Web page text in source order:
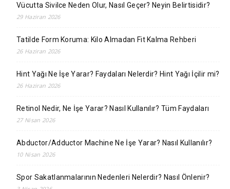
Vücutta Sivilce Neden Olur, Nasıl Geçer? Neyin Belirtisidir?
29 Haziran 2026
Tatilde Form Koruma: Kilo Almadan Fit Kalma Rehberi
26 Haziran 2026
Hint Yağı Ne İşe Yarar? Faydaları Nelerdir? Hint Yağı İçilir mi?
26 Haziran 2026
Retinol Nedir, Ne İşe Yarar? Nasıl Kullanılır? Tüm Faydaları
27 Nisan 2026
Abductor/Adductor Machine Ne İşe Yarar? Nasıl Kullanılır?
10 Nisan 2026
Spor Sakatlanmalarının Nedenleri Nelerdir? Nasıl Önlenir?